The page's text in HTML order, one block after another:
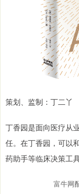
策划、监制：丁二丫
丁香园是面向医疗从
任。在丁香园，可以
药助手等临床决策工
富牛网